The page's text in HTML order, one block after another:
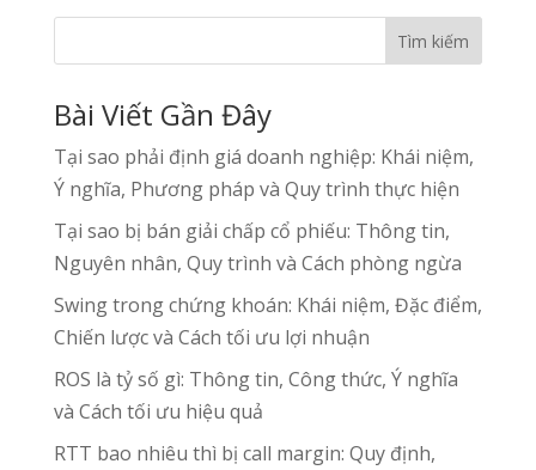
Tìm kiếm
Bài Viết Gần Đây
Tại sao phải định giá doanh nghiệp: Khái niệm,
Ý nghĩa, Phương pháp và Quy trình thực hiện
Tại sao bị bán giải chấp cổ phiếu: Thông tin,
Nguyên nhân, Quy trình và Cách phòng ngừa
Swing trong chứng khoán: Khái niệm, Đặc điểm,
Chiến lược và Cách tối ưu lợi nhuận
ROS là tỷ số gì: Thông tin, Công thức, Ý nghĩa
và Cách tối ưu hiệu quả
RTT bao nhiêu thì bị call margin: Quy định,